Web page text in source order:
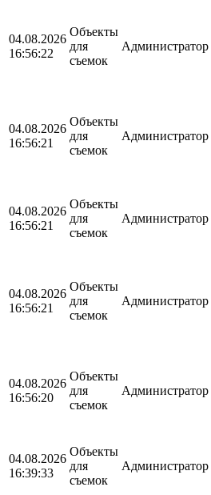
04.08.2026
16:56:22
Объекты
для
съемок
Администратор
04.08.2026
16:56:21
Объекты
для
съемок
Администратор
04.08.2026
16:56:21
Объекты
для
съемок
Администратор
04.08.2026
16:56:21
Объекты
для
съемок
Администратор
04.08.2026
16:56:20
Объекты
для
съемок
Администратор
04.08.2026
16:39:33
Объекты
для
съемок
Администратор